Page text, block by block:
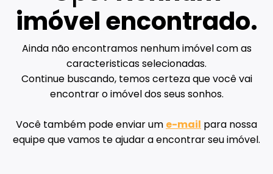
imóvel encontrado.
Ainda não encontramos nenhum imóvel com as
caracteristicas selecionadas.
Continue buscando, temos certeza que você vai
encontrar o imóvel dos seus sonhos.
Você também pode enviar um e-mail para nossa
equipe que vamos te ajudar a encontrar seu imóvel.